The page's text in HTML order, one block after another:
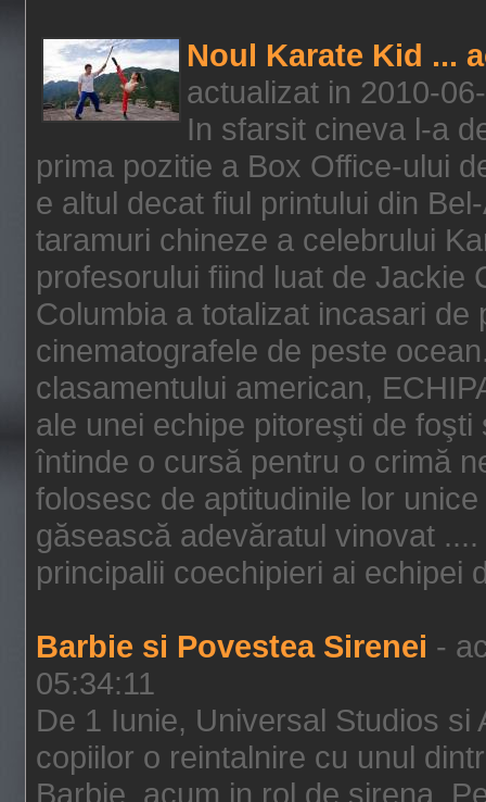
Noul Karate Kid ...
actualizat in 2010-
In sfarsit cineva l-a
prima pozitie a Box Office-ului
e altul decat fiul printului din
taramuri chineze a celebrului
profesorului fiind luat de Jackie
Columbia a totalizat incasari
cinematografele de peste
clasamentului american,
ale unei echipe pitoreşti de
întinde o cursă pentru o crimă
folosesc de aptitudinile lor
găsească adevăratul vinovat
principalii coechipieri ai echipei
Barbie si Povestea Sirenei -
05:34:11
De 1 Iunie, Universal Studios si
copiilor o reintalnire cu unul
Barbie, acum in rol de sirena.